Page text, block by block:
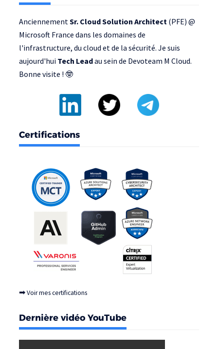
AnciennementSr. Cloud Solution Architect (PFE) @
Microsoft France dans les domaines de
l'infrastructure, du cloud et de la sécurité. Je suis
aujourd'hui Tech Leadau sein de Devoteam M Cloud.
Bonne visite ! 🤓
Certifications
➡Voir mes certifications
Dernière vidéo YouTube